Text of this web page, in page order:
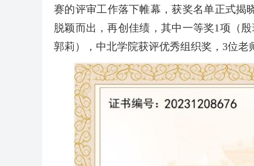
赛的评审工作落下帷幕，获奖名单正式揭
脱颖而出，再创佳绩，其中一等奖1项（
郭莉），中北学院获评优秀组织奖，3位老